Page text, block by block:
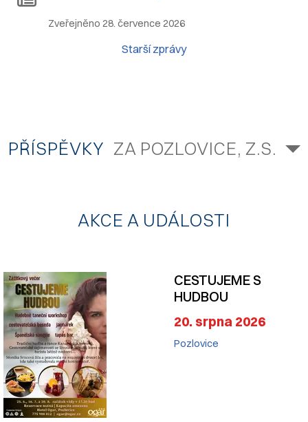
Zveřejněno 28. července 2026
Starší zprávy
PŘÍSPĚVKY ZA POZLOVICE, Z.S.
AKCE A UDÁLOSTI
CESTUJEME S
HUDBOU
20. srpna 2026
Pozlovice